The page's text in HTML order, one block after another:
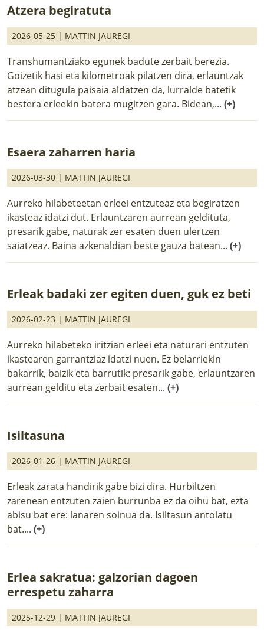
Atzera begiratuta
2026-05-25 | MATTIN JAUREGI
Transhumantziako egunek badute zerbait berezia.
Goizetik hasi eta kilometroak pilatzen dira, erlauntzak
atzean ditugula paisaia aldatzen da, lurralde batetik
bestera erleekin batera mugitzen gara. Bidean,... (+)
Esaera zaharren haria
2026-03-30 | MATTIN JAUREGI
Aurreko hilabeteetan erleei entzuteaz eta begiratzen
ikasteaz idatzi dut. Erlauntzaren aurrean geldituta,
presarik gabe, naturak zer esaten duen ulertzen
saiatzeaz. Baina azkenaldian beste gauza batean... (+)
Erleak badaki zer egiten duen, guk ez beti
2026-02-23 | MATTIN JAUREGI
Aurreko hilabeteko iritzian erleei eta naturari entzuten
ikastearen garrantziaz idatzi nuen. Ez belarriekin
bakarrik, baizik eta barrutik: presarik gabe, erlauntzaren
aurrean gelditu eta zerbait esaten... (+)
Isiltasuna
2026-01-26 | MATTIN JAUREGI
Erleak zarata handirik gabe bizi dira. Hurbiltzen
zarenean entzuten zaien burrunba ez da oihu bat, ezta
abisu bat ere: lanaren soinua da. Isiltasun antolatu
bat.... (+)
Erlea sakratua: galzorian dagoen
errespetu zaharra
2025-12-29 | MATTIN JAUREGI